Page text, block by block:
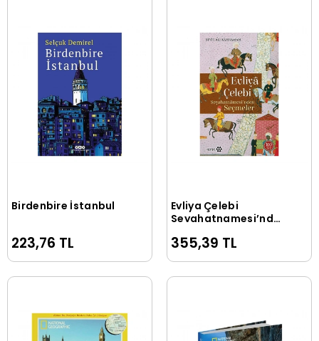
Sepete Ekle
Birdenbire İstanbul
223,76 TL
Sepete Ekle
Evliya Çelebi
Seyahatnamesi’nden
355,39 TL